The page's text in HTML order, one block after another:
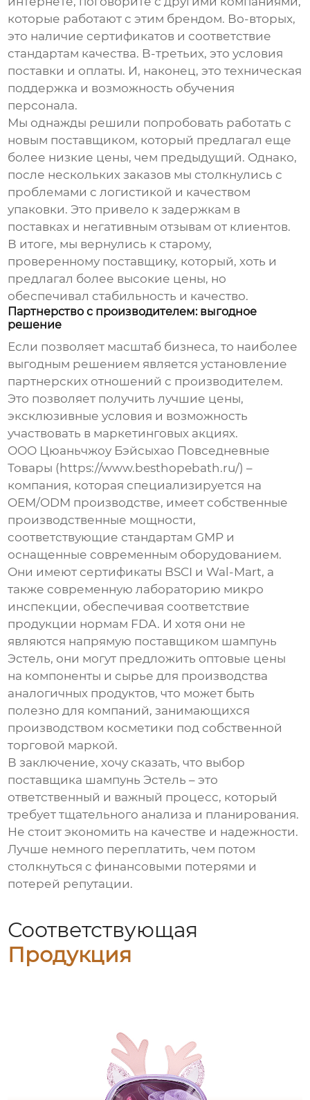
которые работают с этим брендом. Во-вторых,
это наличие сертификатов и соответствие
стандартам качества. В-третьих, это условия
поставки и оплаты. И, наконец, это техническая
поддержка и возможность обучения
персонала.
Мы однажды решили попробовать работать с
новым поставщиком, который предлагал еще
более низкие цены, чем предыдущий. Однако,
после нескольких заказов мы столкнулись с
проблемами с логистикой и качеством
упаковки. Это привело к задержкам в
поставках и негативным отзывам от клиентов.
В итоге, мы вернулись к старому,
проверенному поставщику, который, хоть и
предлагал более высокие цены, но
обеспечивал стабильность и качество.
Партнерство с производителем: выгодное
решение
Если позволяет масштаб бизнеса, то наиболее
выгодным решением является установление
партнерских отношений с производителем.
Это позволяет получить лучшие цены,
эксклюзивные условия и возможность
участвовать в маркетинговых акциях.
ООО Цюаньчжоу Бэйсыхао Повседневные
Товары (https://www.besthopebath.ru/) –
компания, которая специализируется на
OEM/ODM производстве, имеет собственные
производственные мощности,
соответствующие стандартам GMP и
оснащенные современным оборудованием.
Они имеют сертификаты BSCI и Wal-Mart, а
также современную лабораторию микро
инспекции, обеспечивая соответствие
продукции нормам FDA. И хотя они не
являются напрямую поставщиком шампунь
Эстель, они могут предложить оптовые цены
на компоненты и сырье для производства
аналогичных продуктов, что может быть
полезно для компаний, занимающихся
производством косметики под собственной
торговой маркой.
В заключение, хочу сказать, что выбор
поставщика шампунь Эстель – это
ответственный и важный процесс, который
требует тщательного анализа и планирования.
Не стоит экономить на качестве и надежности.
Лучше немного переплатить, чем потом
столкнуться с финансовыми потерями и
потерей репутации.
Соответствующая
Продукция